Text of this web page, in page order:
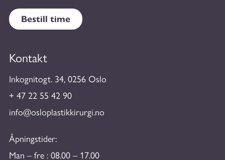
Bestill time
Kontakt
Inkognitogt. 34, 0256 Oslo
+ 47 22 55 42 90
info@osloplastikkirurgi.no
Åpningstider:
Man – fre : 08.00 – 17.00